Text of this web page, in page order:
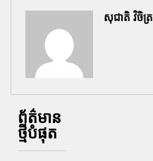
សុជាតិ វិចិត្រ
ព័ត៌មាន
ថ្មីបំផុត